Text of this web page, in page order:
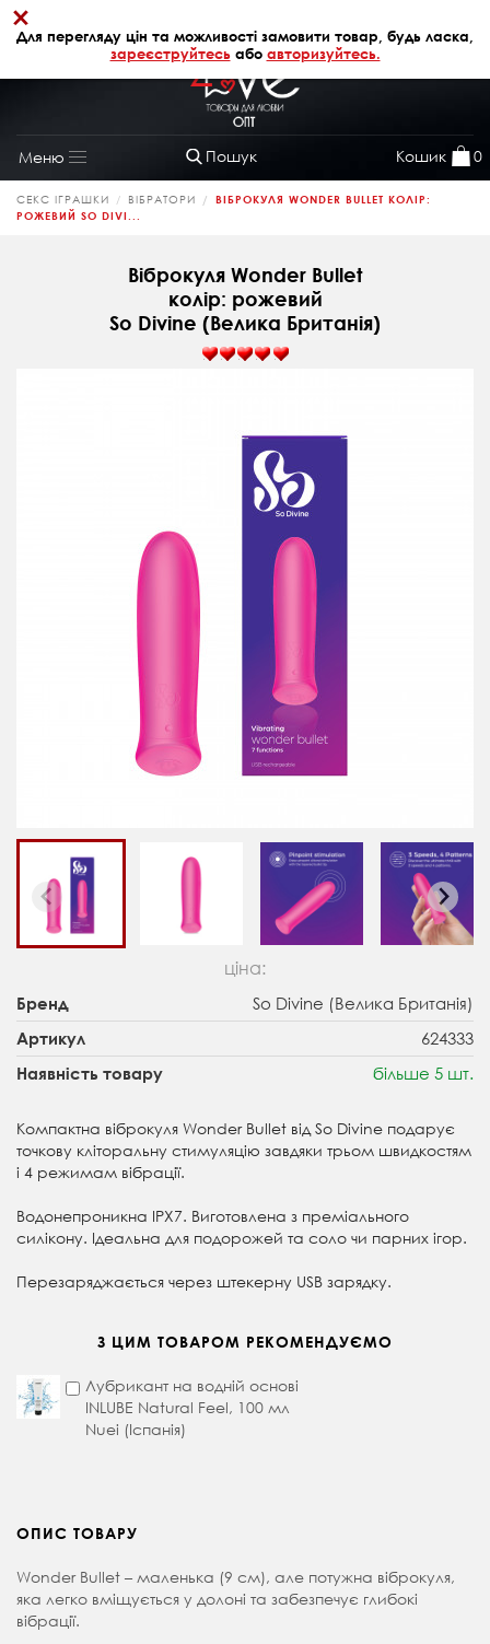
Для перегляду цін та можливості замовити товар, будь ласка,
зареєструйтесьабо авторизуйтесь.
×
Пошук Кошик 0
Меню
Toggle
navigation
СЕКС ІГРАШКИ ВІБРАТОРИ
ВІБРОКУЛЯ WONDER BULLET КОЛІР:
РОЖЕВИЙ SO DIVI...
Віброкуля Wonder Bullet
колір: рожевий
So Divine (Велика Британія)
ціна:
Бренд So Divine (Велика Британія)
Артикул 624333
Наявність товару більше 5 шт.
Компактна віброкуля Wonder Bullet від So Divine подарує
точкову кліторальну стимуляцію завдяки трьом швидкостям
і 4 режимам вібрації.
Водонепроникна IPX7. Виготовлена з преміального
силікону. Ідеальна для подорожей та соло чи парних ігор.
Перезаряджається через штекерну USB зарядку.
З ЦИМ ТОВАРОМ РЕКОМЕНДУЄМО
Лубрикант на водній основі
INLUBE Natural Feel, 100 мл
Nuei (Іспанія)
ОПИС ТОВАРУ
Wonder Bullet – маленька (9 см), але потужна віброкуля,
яка легко вміщується у долоні та забезпечує глибокі
вібрації.